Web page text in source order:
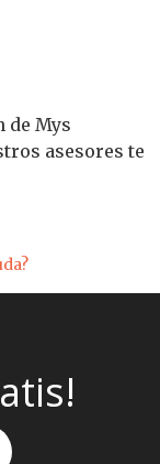
de Mys
asesores te